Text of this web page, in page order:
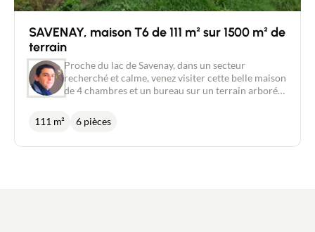
SAVENAY, maison T6 de 111 m² sur 1500 m² de
terrain
Proche du lac de Savenay, dans un secteur
recherché et calme, venez visiter cette belle maison
de 4 chambres et un bureau sur un terrain arboré
RDC d'une entrée, d'un salon séjour avec
cheminée, d'une cuisine aménagée, de 2 chambres ,
111 m² 6 pièces